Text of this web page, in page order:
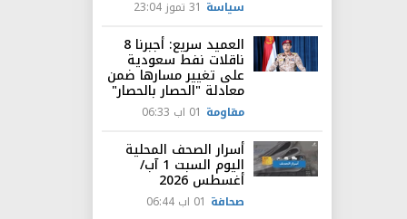
سياسة 31 تموز 23:04
العميد سريع: أجبرنا 8
ناقلات نفط سعودية
على تغيير مسارها ضمن
معادلة "الحصار بالحصار"
مقاومة 01 اب 06:33
أسرار الصحف المحلية
اليوم السبت 1 آب/
أغسطس 2026
صحافة 01 اب 06:44